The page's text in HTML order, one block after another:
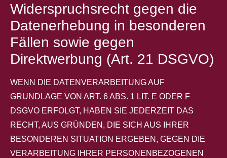
Widerspruchsrecht gegen die
Datenerhebung in besonderen
Fällen sowie gegen
Direktwerbung (Art. 21 DSGVO)
WENN DIE DATENVERARBEITUNG AUF
GRUNDLAGE VON ART. 6 ABS. 1 LIT. E ODER F
DSGVO ERFOLGT, HABEN SIE JEDERZEIT DAS
RECHT, AUS GRÜNDEN, DIE SICH AUS IHRER
BESONDEREN SITUATION ERGEBEN, GEGEN DIE
VERARBEITUNG IHRER PERSONENBEZOGENEN